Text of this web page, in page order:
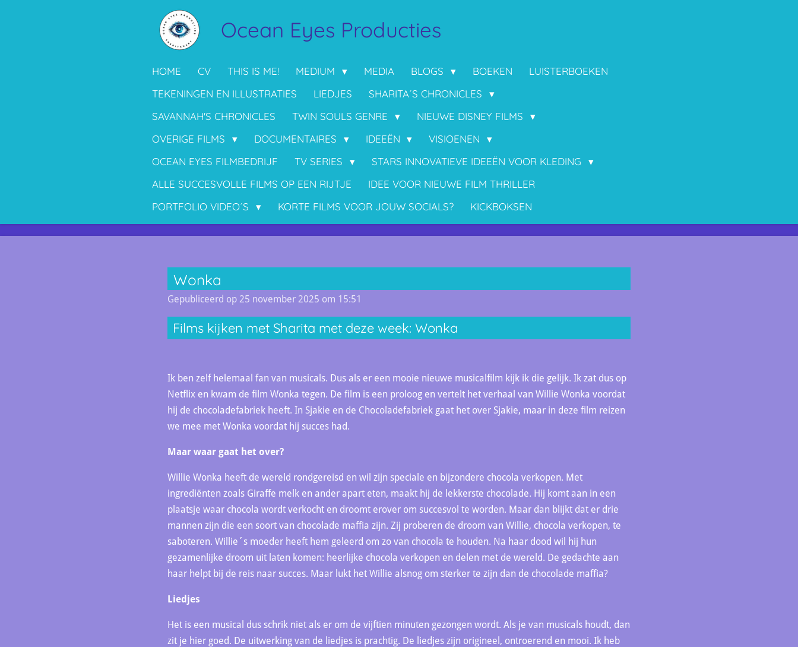
Ocean Eyes Producties
HOME CV THIS IS ME! MEDIUM MEDIA BLOGS BOEKEN
LUISTERBOEKEN
TEKENINGEN EN ILLUSTRATIES
LIEDJES
SHARITA´S CHRONICLES
SAVANNAH'S CHRONICLES
TWIN SOULS GENRE
NIEUWE DISNEY FILMS
OVERIGE FILMS
DOCUMENTAIRES IDEEËN
VISIOENEN
OCEAN EYES FILMBEDRIJF
TV SERIES
STARS INNOVATIEVE IDEEËN VOOR KLEDING
ALLE SUCCESVOLLE FILMS OP EEN RIJTJE
IDEE VOOR NIEUWE FILM THRILLER
PORTFOLIO VIDEO´S
KORTE FILMS VOOR JOUW SOCIALS? KICKBOKSEN
Wonka
Gepubliceerd op 25 november 2025 om 15:51
Films kijken met Sharita met deze week: Wonka
Ik ben zelf helemaal fan van musicals. Dus als er een mooie nieuwe musicalfilm kijk ik die gelijk. Ik zat dus op
Netflix en kwam de film Wonka tegen. De film is een proloog en vertelt het verhaal van Willie Wonka voordat
hij de chocoladefabriek heeft. In Sjakie en de Chocoladefabriek gaat het over Sjakie, maar in deze film reizen
we mee met Wonka voordat hij succes had.
Maar waar gaat het over?
Willie Wonka heeft de wereld rondgereisd en wil zijn speciale en bijzondere chocola verkopen. Met
ingrediënten zoals Giraffe melk en ander apart eten, maakt hij de lekkerste chocolade. Hij komt aan in een
plaatsje waar chocola wordt verkocht en droomt erover om succesvol te worden. Maar dan blijkt dat er drie
mannen zijn die een soort van chocolade maffia zijn. Zij proberen de droom van Willie, chocola verkopen, te
saboteren. Willie´s moeder heeft hem geleerd om zo van chocola te houden. Na haar dood wil hij hun
gezamenlijke droom uit laten komen: heerlijke chocola verkopen en delen met de wereld. De gedachte aan
haar helpt bij de reis naar succes. Maar lukt het Willie alsnog om sterker te zijn dan de chocolade maffia?
Liedjes
Het is een musical dus schrik niet als er om de vijftien minuten gezongen wordt. Als je van musicals houdt, dan
zit je hier goed. De uitwerking van de liedjes is prachtig. De liedjes zijn origineel, ontroerend en mooi. Ik heb